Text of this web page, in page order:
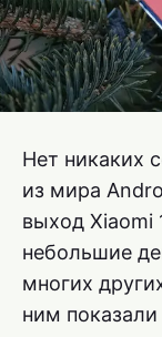
Нет никаких
из мира
выход Xiaomi
небольшие
многих
ним